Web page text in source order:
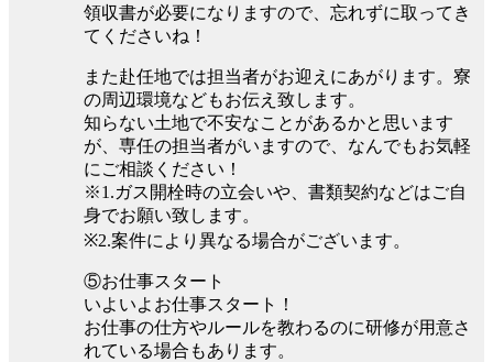
領収書が必要になりますので、忘れずに取ってき
てくださいね！
また赴任地では担当者がお迎えにあがります。寮
の周辺環境などもお伝え致します。
知らない土地で不安なことがあるかと思います
が、専任の担当者がいますので、なんでもお気軽
にご相談ください！
※1.ガス開栓時の立会いや、書類契約などはご自
身でお願い致します。
※2.案件により異なる場合がございます。
⑤お仕事スタート
いよいよお仕事スタート！
お仕事の仕方やルールを教わるのに研修が用意さ
れている場合もあります。